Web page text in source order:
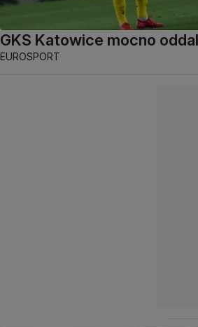
GKS Katowice mocno
EUROSPORT